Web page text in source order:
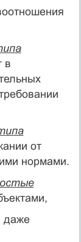
в
от
нормами.
даже